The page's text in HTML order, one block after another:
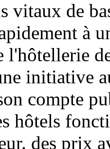
vitaux de
à
l'hôtellerie
initiative
compte
hôtels
des prix